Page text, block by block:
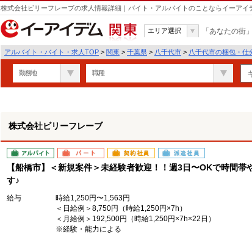
株式会社ビリーフレーブの求人情報詳細｜バイト・アルバイトのことならイーアイ
関東
エリア選択 「あなたの街
アルバイト・バイト・求人TOP > 関東 > 千葉県 > 八千代市 > 八千代市の梱包・仕
勤務地 職種
株式会社ビリーフレーブ
アルバイト パート 契約社員 派遣社員
【船橋市】＜新規案件＞未経験者歓迎！！週3日〜OKで時間帯
す♪
給与
時給1,250円〜1,563円
＜日給例＞8,750円（時給1,250円×7h）
＜月給例＞192,500円（時給1,250円×7h×22日）
※経験・能力による